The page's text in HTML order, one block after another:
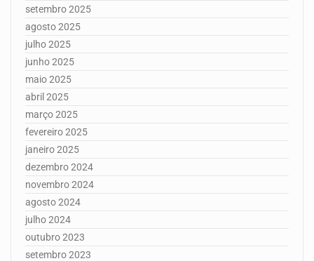
setembro 2025
agosto 2025
julho 2025
junho 2025
maio 2025
abril 2025
março 2025
fevereiro 2025
janeiro 2025
dezembro 2024
novembro 2024
agosto 2024
julho 2024
outubro 2023
setembro 2023